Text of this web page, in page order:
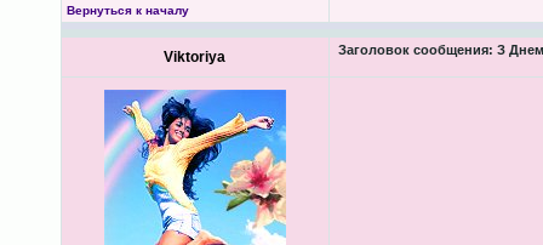
Вернуться к началу
Viktoriya Заголовок сообщения: З Днем